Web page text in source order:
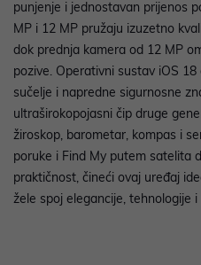
punjenje i jednostavan prijenos
MP i 12 MP pružaju izuzetno
dok prednja kamera od 12 MP
pozive. Operativni sustav iOS
sučelje i napredne sigurnosne
ultraširokopojasni čip druge
žiroskop, barometar, kompas i
poruke i Find My putem satelita
praktičnost, čineći ovaj uređaj
žele spoj elegancije, tehnologije